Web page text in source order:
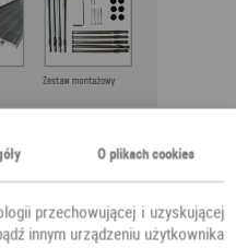
O plikach cookies
przechowującej i uzyskującej
innym urządzeniu użytkownika